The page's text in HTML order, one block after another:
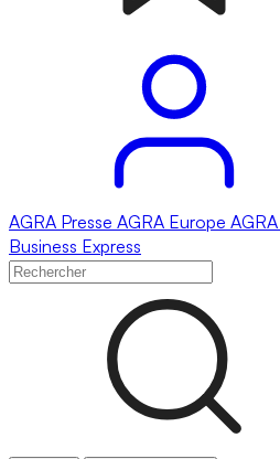
AGRA Presse AGRA Europe AGRA
Business Express